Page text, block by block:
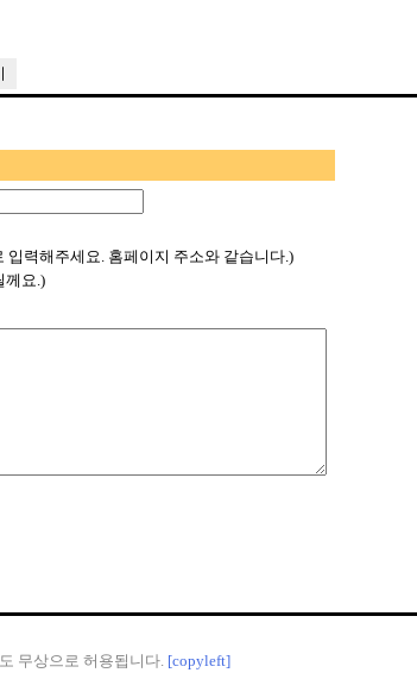
력해주세요. 홈페이지 주소와 같습니다.)
께요.)
무상으로 허용됩니다. [copyleft]